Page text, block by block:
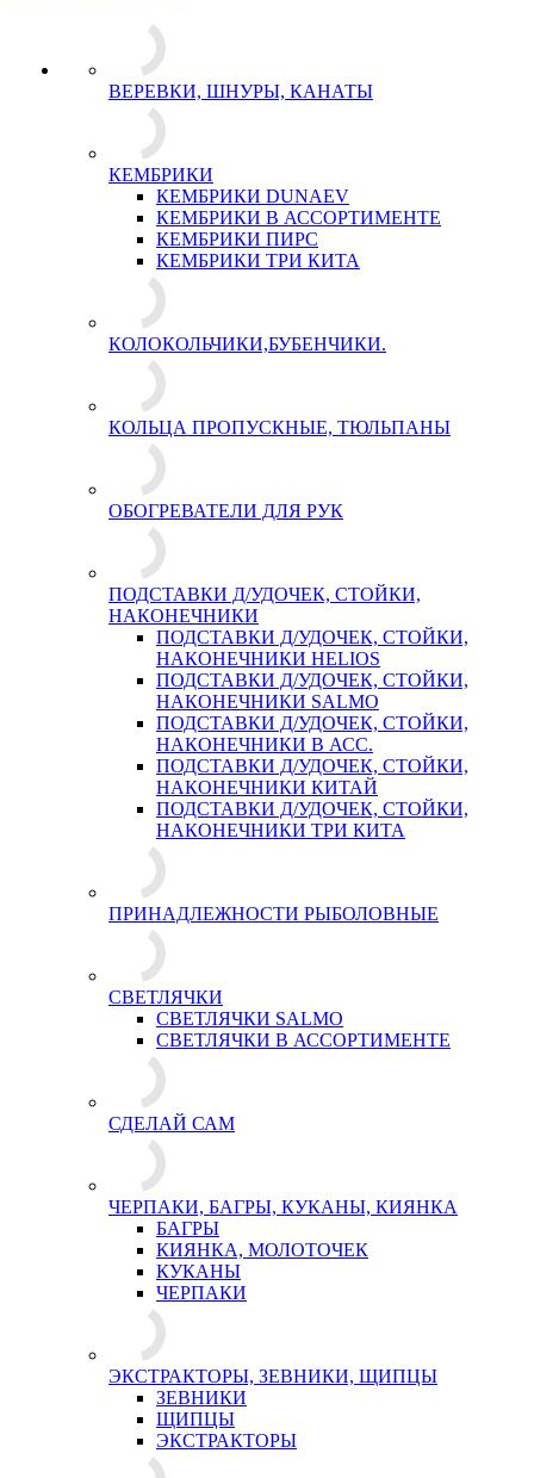
ВЕРЕВКИ, ШНУРЫ, КАНАТЫ
КЕМБРИКИ
КЕМБРИКИ DUNAEV
КЕМБРИКИ В АССОРТИМЕНТЕ
КЕМБРИКИ ПИРС
КЕМБРИКИ ТРИ КИТА
КОЛОКОЛЬЧИКИ,БУБЕНЧИКИ.
КОЛЬЦА ПРОПУСКНЫЕ, ТЮЛЬПАНЫ
ОБОГРЕВАТЕЛИ ДЛЯ РУК
ПОДСТАВКИ Д/УДОЧЕК, СТОЙКИ,
НАКОНЕЧНИКИ
ПОДСТАВКИ Д/УДОЧЕК, СТОЙКИ,
НАКОНЕЧНИКИ HELIOS
ПОДСТАВКИ Д/УДОЧЕК, СТОЙКИ,
НАКОНЕЧНИКИ SALMO
ПОДСТАВКИ Д/УДОЧЕК, СТОЙКИ,
НАКОНЕЧНИКИ В АСС.
ПОДСТАВКИ Д/УДОЧЕК, СТОЙКИ,
НАКОНЕЧНИКИ КИТАЙ
ПОДСТАВКИ Д/УДОЧЕК, СТОЙКИ,
НАКОНЕЧНИКИ ТРИ КИТА
ПРИНАДЛЕЖНОСТИ РЫБОЛОВНЫЕ
СВЕТЛЯЧКИ
СВЕТЛЯЧКИ SALMO
СВЕТЛЯЧКИ В АССОРТИМЕНТЕ
СДЕЛАЙ САМ
ЧЕРПАКИ, БАГРЫ, КУКАНЫ, КИЯНКА
БАГРЫ
КИЯНКА, МОЛОТОЧЕК
КУКАНЫ
ЧЕРПАКИ
ЭКСТРАКТОРЫ, ЗЕВНИКИ, ЩИПЦЫ
ЗЕВНИКИ
ЩИПЦЫ
ЭКСТРАКТОРЫ